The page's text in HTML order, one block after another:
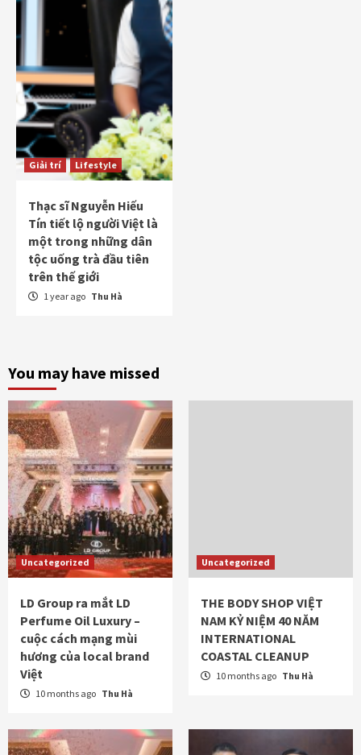
Giải trí Lifestyle
Thạc sĩ Nguyễn Hiếu
Tín tiết lộ người Việt là
một trong những dân
tộc uống trà đầu tiên
trên thế giới
1 year ago Thu Hà
You may have missed
Uncategorized
LD Group ra mắt LD
Perfume Oil Luxury –
cuộc cách mạng mùi
hương của local brand
Việt
10 months ago Thu Hà
Uncategorized
THE BODY SHOP VIỆT
NAM KỶ NIỆM 40 NĂM
INTERNATIONAL
COASTAL CLEANUP
10 months ago Thu Hà